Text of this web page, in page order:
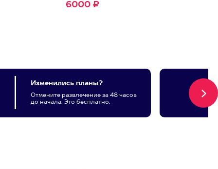
6000 ₽
Изменились планы?
Отмените развлечение за 48 часов
до начала. Это бесплатно.